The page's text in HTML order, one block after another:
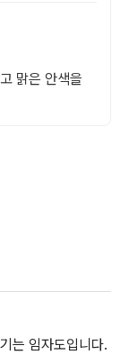
맑은 안색을
는 임자도입니다.